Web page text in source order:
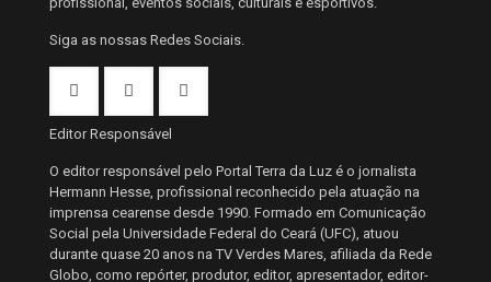
Siga as nossas Redes Sociais.
Editor Responsável
O editor responsável pelo Portal Terra da Luz é o jornalista
Hermann Hesse, profissional reconhecido pela atuação na
imprensa cearense desde 1990. Formado em Comunicação
Social pela Universidade Federal do Ceará (UFC), atuou
durante quase 20 anos na TV Verdes Mares, afiliada da Rede
Globo, como repórter, produtor, editor, apresentador, editor-